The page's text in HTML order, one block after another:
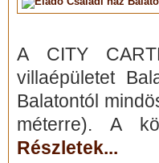
A CITY
villaépületet
Balatontól
méterre). A
Részletek...